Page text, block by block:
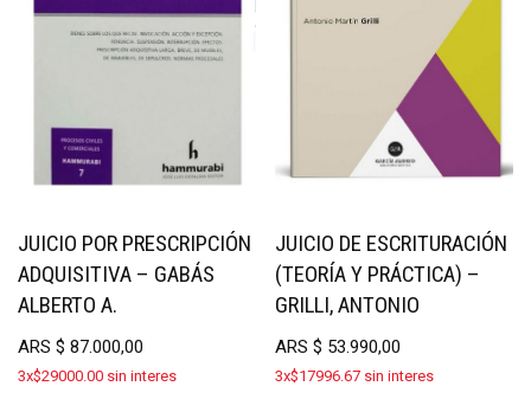
JUICIO POR PRESCRIPCIÓN
ADQUISITIVA – GABÁS
ALBERTO A.
ARS $ 87.000,00
3x$29000.00 sin interes
JUICIO DE ESCRITURACIÓN
(TEORÍA Y PRÁCTICA) –
GRILLI, ANTONIO
ARS$ 53.990,00
3x$17996.67 sin interes